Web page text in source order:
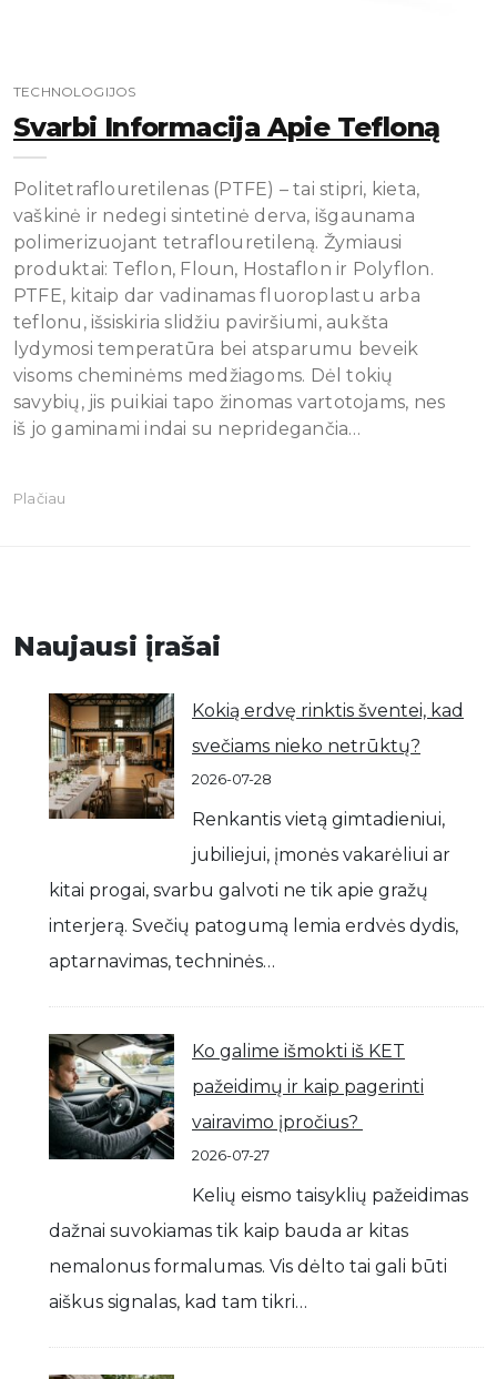
TECHNOLOGIJOS
Svarbi Informacija Apie Tefloną
Politetraflouretilenas (PTFE) – tai stipri, kieta,
vaškinė ir nedegi sintetinė derva, išgaunama
polimerizuojant tetraflouretileną. Žymiausi
produktai: Teflon, Floun, Hostaflon ir Polyflon.
PTFE, kitaip dar vadinamas fluoroplastu arba
teflonu, išsiskiria slidžiu paviršiumi, aukšta
lydymosi temperatūra bei atsparumu beveik
visoms cheminėms medžiagoms. Dėl tokių
savybių, jis puikiai tapo žinomas vartotojams, nes
iš jo gaminami indai su nepridegančia…
Plačiau
Naujausi įrašai
Kokią erdvę rinktis šventei, kad
svečiams nieko netrūktų?
2026-07-28
Renkantis vietą gimtadieniui,
jubiliejui, įmonės vakarėliui ar
kitai progai, svarbu galvoti ne tik apie gražų
interjerą. Svečių patogumą lemia erdvės dydis,
aptarnavimas, techninės…
Ko galime išmokti iš KET
pažeidimų ir kaip pagerinti
vairavimo įpročius?
2026-07-27
Kelių eismo taisyklių pažeidimas
dažnai suvokiamas tik kaip bauda ar kitas
nemalonus formalumas. Vis dėlto tai gali būti
aiškus signalas, kad tam tikri…